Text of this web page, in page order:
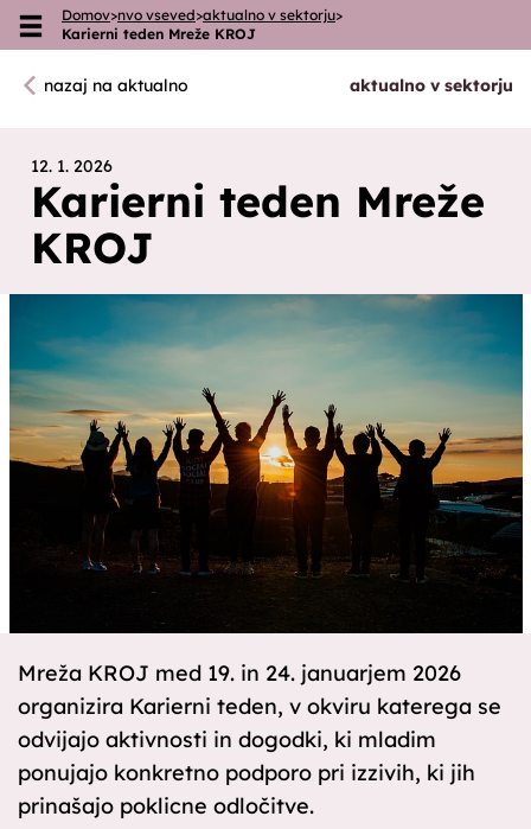
Skoči na vsebino
Domov>nvo vseved>aktualno v sektorju>
Karierni teden Mreže KROJ
nazaj na aktualno aktualno v sektorju
12. 1. 2026
Karierni teden Mreže
KROJ
Mreža KROJ med 19. in 24. januarjem 2026
organizira Karierni teden, v okviru katerega se
odvijajo aktivnosti in dogodki, ki mladim
ponujajo konkretno podporo pri izzivih, ki jih
prinašajo poklicne odločitve.